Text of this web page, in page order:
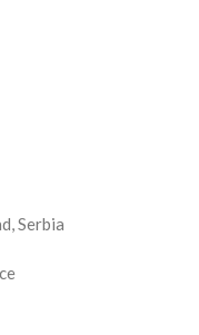
Serbia